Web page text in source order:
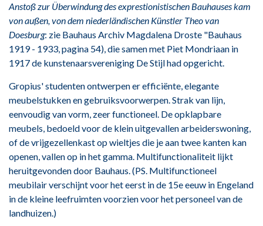
Anstoß zur Überwindung des exprestionistischen Bauhauses kam
von außen, von dem niederländischen Künstler Theo van
Doesburg: zie Bauhaus Archiv Magdalena Droste "Bauhaus
1919 - 1933, pagina 54), die samen met Piet Mondriaan in
1917 de kunstenaarsvereniging De Stijl had opgericht.
Gropius' studenten ontwerpen er efficiënte, elegante
meubelstukken en gebruiksvoorwerpen. Strak van lijn,
eenvoudig van vorm, zeer functioneel. De opklapbare
meubels, bedoeld voor de klein uitgevallen arbeiderswoning,
of de vrijgezellenkast op wieltjes die je aan twee kanten kan
openen, vallen op in het gamma. Multifunctionaliteit lijkt
heruitgevonden door Bauhaus. (PS. Multifunctioneel
meubilair verschijnt voor het eerst in de 15e eeuw in Engeland
in de kleine leefruimten voorzien voor het personeel van de
landhuizen.)